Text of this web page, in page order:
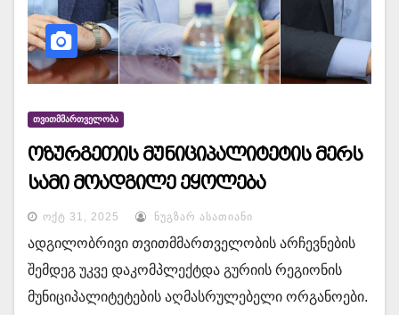
ᲗᲕᲘᲗᲛᲛᲐᲠᲗᲕᲔᲚᲝᲑᲐ
ოზურგეთის მუნიციპალიტეტის მერს
სამი მოადგილე ეყოლება
ᲝᲥᲢ 31, 2025 ᲜᲣᲒᲖᲐᲠ ᲐᲡᲐᲗᲘᲐᲜᲘ
ადგილობრივი თვითმმართველობის არჩევნების
შემდეგ უკვე დაკომპლექტდა გურიის რეგიონის
მუნიციპალიტეტების აღმასრულებელი ორგანოები.